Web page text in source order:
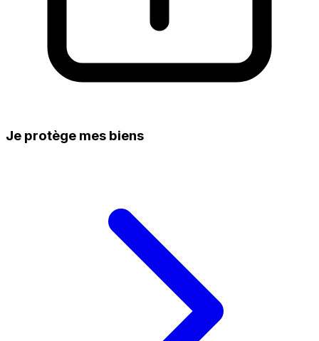
Je protège mes biens